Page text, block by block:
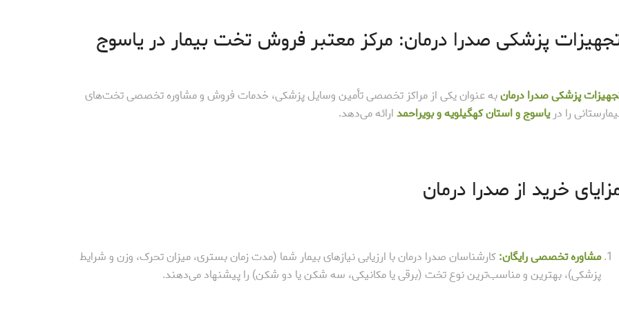
پزشکی صدرا درمان: مرکز معتبر فروش تخت بیمار در یاسوج
پزشکی صدرا درمانبه عنوان یکی از مراکز تخصصی تأمین وسایل پزشکی، خدمات فروش و مشاوره تخصصی تخت‌های
را دریاسوج و استان کهگیلویه و بویراحمدارائه می‌دهد.
خرید از صدرا درمان
مشاوره تخصصی رایگان:کارشناسان صدرا درمان با ارزیابی نیازهای بیمار شما (مدت زمان بستری، میزان تحرک، وزن و شرایط
پزشکی)، بهترین و مناسب‌ترین نوع تخت (برقی یا مکانیکی، سه شکن یا دو شکن) را پیشنهاد می‌دهند.